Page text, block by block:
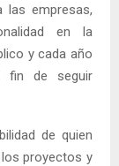
las empresas,
en la
y cada año
fin de seguir
de quien
proyectos y